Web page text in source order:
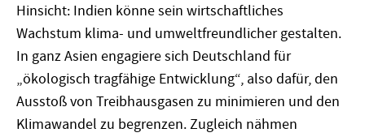
Hinsicht: Indien könne sein wirtschaftliches
Wachstum klima- und umweltfreundlicher gestalten.
In ganz Asien engagiere sich Deutschland für
„ökologisch tragfähige Entwicklung“, also dafür, den
Ausstoß von Treibhausgasen zu minimieren und den
Klimawandel zu begrenzen. Zugleich nähmen